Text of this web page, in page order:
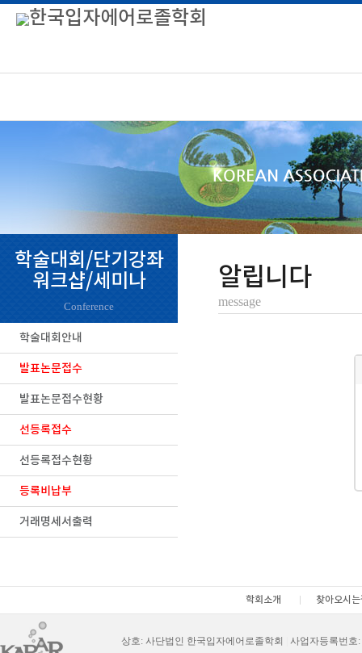
학술대회/단기강좌
워크샵/세미나
Conference
학술대회안내
발표논문접수
발표논문접수현황
선등록접수
선등록접수현황
등록비납부
거래명세서출력
알립니다
message
학회소개 찾아오시는
상호: 사단법인 한국입자에어로졸학회
사업자등록번호